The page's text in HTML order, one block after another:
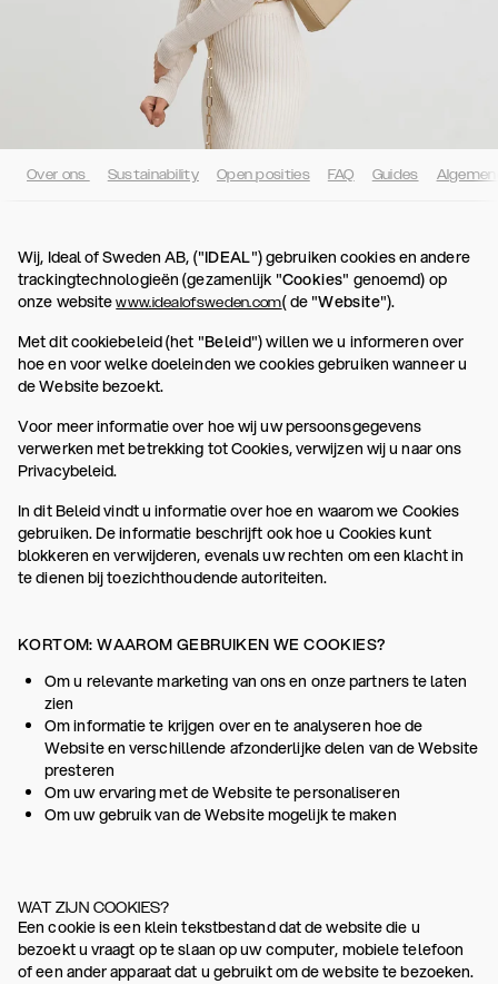
Over ons Sustainability Open posities FAQ Guides
Wij, Ideal of Sweden AB, ("IDEAL") gebruiken cookies en andere
trackingtechnologieën (gezamenlijk "Cookies" genoemd) op
onze websitewww.idealofsweden.com( de "Website").
Met dit cookiebeleid (het "Beleid") willen we u informeren over
hoe en voor welke doeleinden we cookies gebruiken wanneer u
de Website bezoekt.
Voor meer informatie over hoe wij uw persoonsgegevens
verwerken met betrekking tot Cookies, verwijzen wij u naar ons
Privacybeleid.
In dit Beleid vindt u informatie over hoe en waarom we Cookies
gebruiken. De informatie beschrijft ook hoe u Cookies kunt
blokkeren en verwijderen, evenals uw rechten om een klacht in
te dienen bij toezichthoudende autoriteiten.
KORTOM: WAAROM GEBRUIKEN WE COOKIES?
Om u relevante marketing van ons en onze partners te laten
zien
Om informatie te krijgen over en te analyseren hoe de
Website en verschillende afzonderlijke delen van de Website
presteren
Om uw ervaring met de Website te personaliseren
Om uw gebruik van de Website mogelijk te maken
WAT ZIJN COOKIES?
Een cookie is een klein tekstbestand dat de website die u
bezoekt u vraagt op te slaan op uw computer, mobiele telefoon
of een ander apparaat dat u gebruikt om de website te bezoeken.